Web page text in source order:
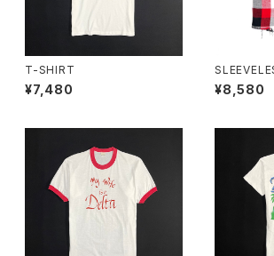
T-SHIRT
¥7,480 ¥8,580